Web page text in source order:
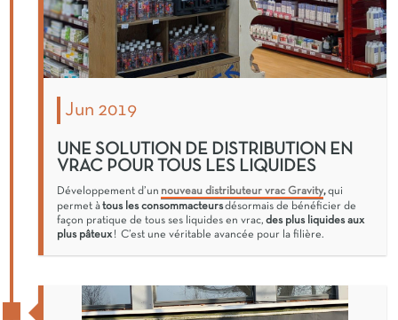
Jun 2019
UNE SOLUTION DE DISTRIBUTION EN
VRAC POUR TOUS LES LIQUIDES
Développement d’un nouveau distributeur vrac Gravity,qui
permet àtous les consommacteursdésormais de bénéficier de
façon pratique de tous ses liquides en vrac, des plus liquides aux
plus pâteux! C’est une véritable avancée pour la filière.